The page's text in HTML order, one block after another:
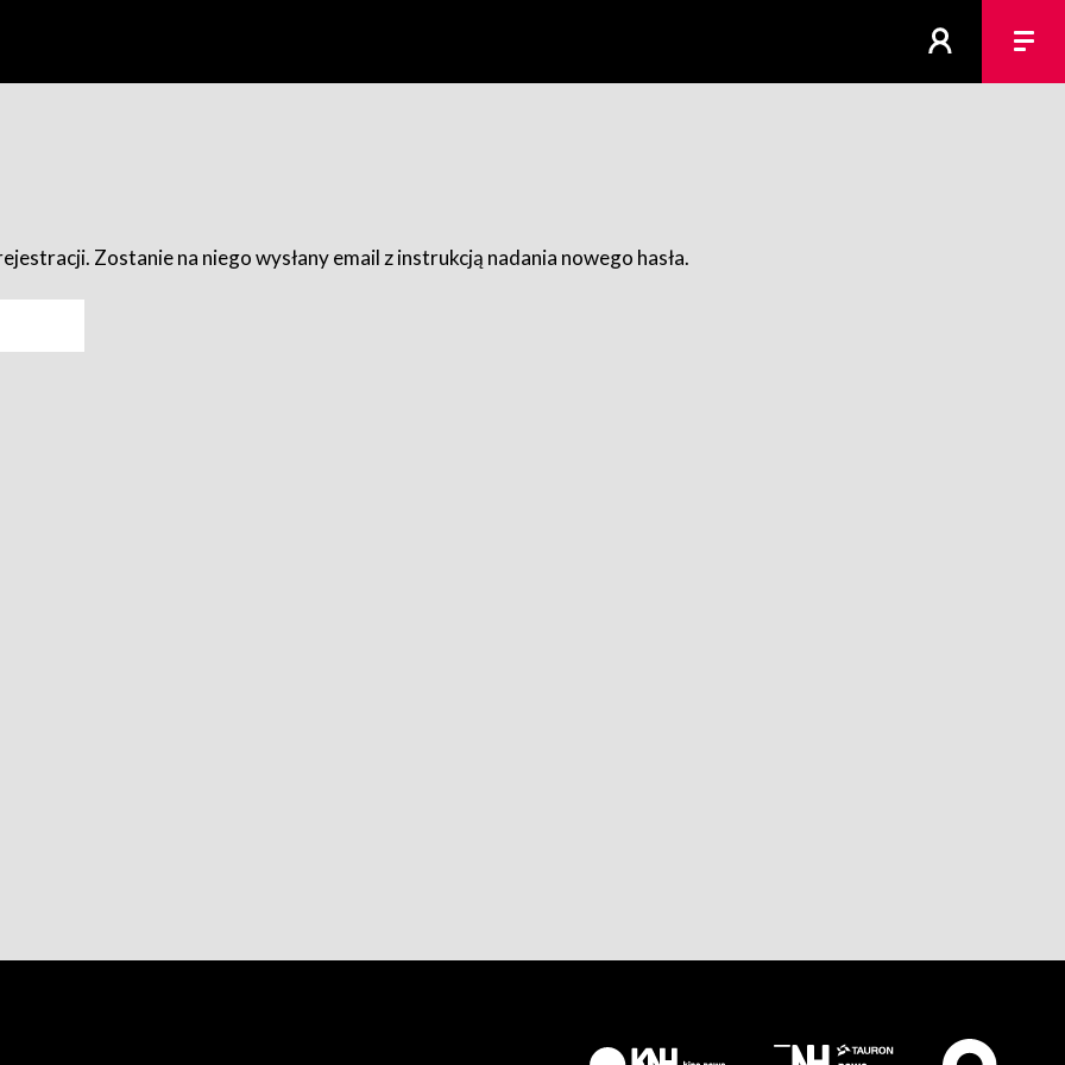
Zostanie na niego wysłany email z instrukcją nadania nowego hasła.